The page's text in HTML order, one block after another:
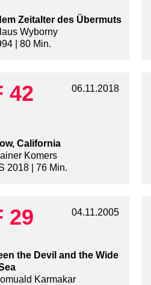
Zeitalter des Übermuts
Wyborny
| 80 Min.
42 06.11.2018
California
Komers
2018 | 76 Min.
29 04.11.2005
the Devil and the Wide
Karmakar